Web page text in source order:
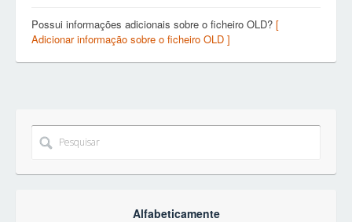
Possui informações adicionais sobre o ficheiro OLD? [
Adicionar informação sobre o ficheiro OLD ]
Alfabeticamente